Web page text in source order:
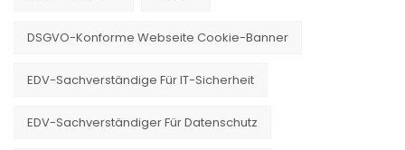
DSGVO-Konforme Webseite Cookie-Banner
EDV-Sachverständige Für IT-Sicherheit
EDV-Sachverständiger Für Datenschutz